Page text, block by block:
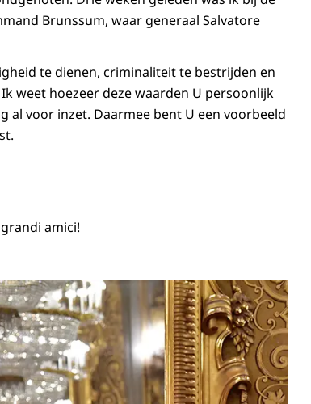
Brunssum, waar generaal Salvatore
te dienen, criminaliteit te bestrijden en
weet hoezeer deze waarden U persoonlijk
al voor inzet. Daarmee bent U een voorbeeld
amici!